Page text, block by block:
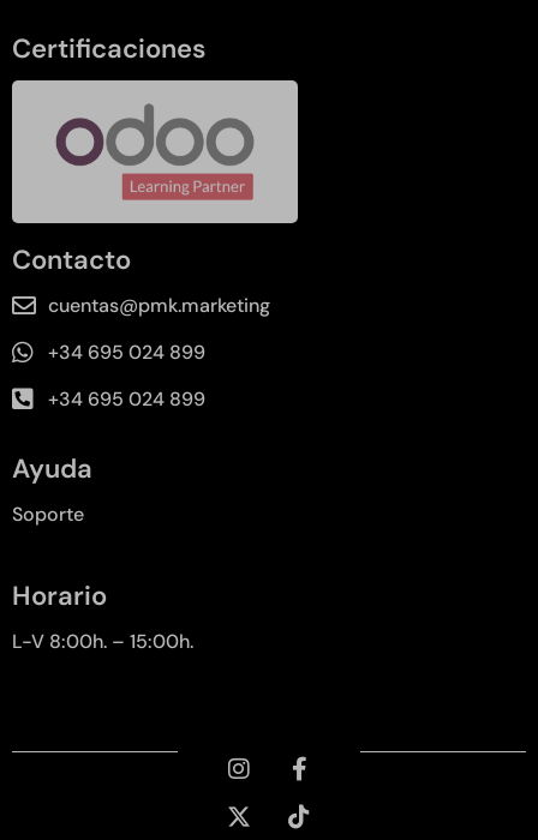
Certificaciones
Contacto
cuentas@pmk.marketing
+34 695 024 899
+34 695 024 899
Ayuda
Soporte
Horario
L-V 8:00h. – 15:00h.